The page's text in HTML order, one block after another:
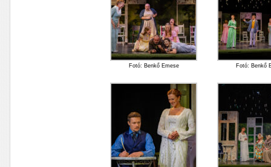
Fotó: Benkő Emese Fotó: Benkő